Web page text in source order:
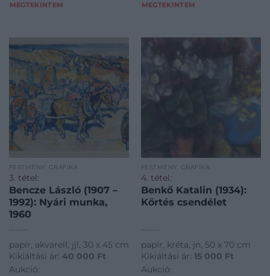
MEGTEKINTEM MEGTEKINTEM
FESTMÉNY, GRAFIKA
3. tétel:
Bencze László (1907 –
1992): Nyári munka,
1960
papír, akvarell, jjl, 30 x 45 cm
Kikiáltási ár: 40 000 Ft
Aukció:
FESTMÉNY, GRAFIKA
4. tétel:
Benkő Katalin (1934):
Körtés csendélet
papír, kréta, jn, 50 x 70 cm
Kikiáltási ár: 15 000 Ft
Aukció: